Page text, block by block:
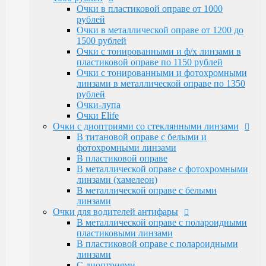
Очки Elife
Очки с диоптриями со стеклянными линзами
В титановой оправе с белыми и
фотохромными линзами
В пластиковой оправе
В металлической оправе с фотохромными
линзами (хамелеон)
В металлической оправе с белыми линзами
Очки для водителей антифары
В металлической оправе с полароидными
пластиковыми линзами
В пластиковой оправе с полароидными
линзами
С диоптриями
Очки для компьютера
В пластиковой оправе с полимерными
линзами
В металлической оправе
Тренажерные очки
В пластиковой оправе
В металлической оправе
Очки глаукомные
Очки Эксклюзивные Ricardi от 15000
Бренд оправы
Очки в пластиковой оправе от 1000
рублей
Очки в металлической оправе от 1200 до
1500 рублей
Очки с тонированными и ф/х линзами в
пластиковой оправе по 1150 рублей
Очки с тонированными и фотохромными
линзами в металлической оправе по 1350
рублей
Очки-лупа
Очки Elife
Очки с диоптриями со стеклянными линзами
В титановой оправе с белыми и
фотохромными линзами
В пластиковой оправе
В металлической оправе с фотохромными
линзами (хамелеон)
В металлической оправе с белыми
линзами
Очки для водителей антифары
В металлической оправе с полароидными
пластиковыми линзами
В пластиковой оправе с полароидными
линзами